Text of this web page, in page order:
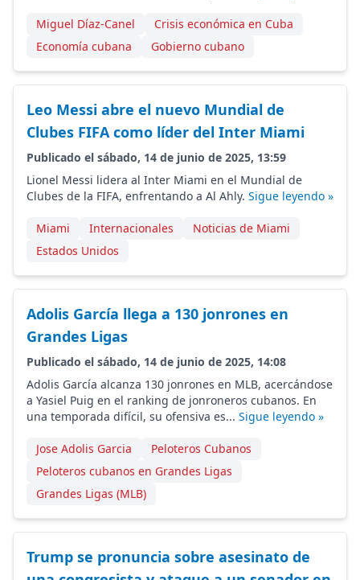
Miguel Díaz-Canel
Crisis económica en Cuba
Economía cubana
Gobierno cubano
Leo Messi abre el nuevo Mundial de
Clubes FIFA como líder del Inter Miami
Publicado el sábado, 14 de junio de 2025, 13:59
Lionel Messi lidera al Inter Miami en el Mundial de
Clubes de la FIFA, enfrentando a Al Ahly. Sigue leyendo »
Miami Internacionales
Noticias de Miami
Estados Unidos
Adolis García llega a 130 jonrones en
Grandes Ligas
Publicado el sábado, 14 de junio de 2025, 14:08
Adolis García alcanza 130 jonrones en MLB, acercándose
a Yasiel Puig en el ranking de jonroneros cubanos. En
una temporada difícil, su ofensiva es... Sigue leyendo »
Jose Adolis Garcia
Peloteros Cubanos
Peloteros cubanos en Grandes Ligas
Grandes Ligas (MLB)
Trump se pronuncia sobre asesinato de